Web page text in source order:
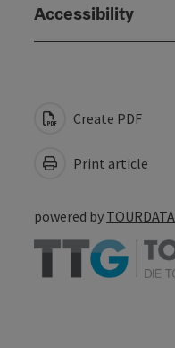
Accessibility
Create PDF
Print article
powered by TOURDATA